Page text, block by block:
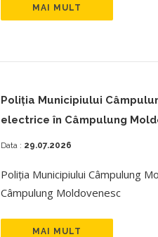
MAI MULT
Poliția Municipiului
electrice în Câmpulung
Data : 29.07.2026
Poliția Municipiului Câmpulung
Câmpulung Moldovenesc
MAI MULT